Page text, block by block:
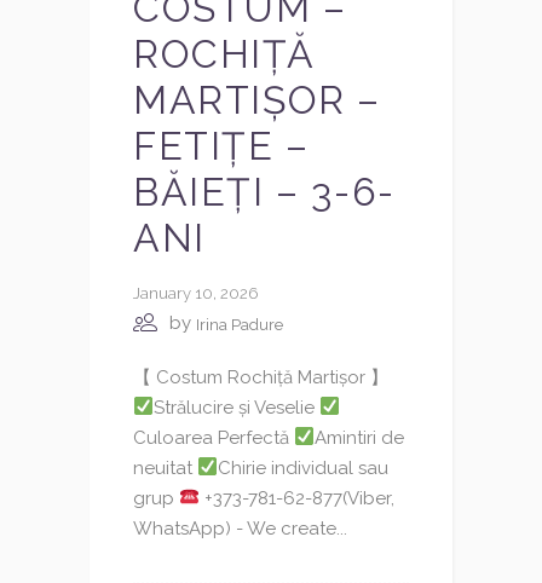
ROCHIȚĂ
MARTIȘOR –
FETIȚE –
BĂIEȚI – 3-6-
ANI
January 10, 2026
by Irina Padure
【 Costum Rochiță Martișor 】
Strălucire și Veselie
Culoarea Perfectă
Amintiri de
neuitat
Chirie individual sau
grup
+373-781-62-877(Viber,
WhatsApp) - We create...